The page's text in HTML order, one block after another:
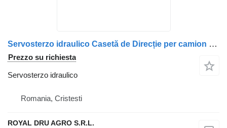
Servosterzo idraulico Casetă de Direcție per camion Scania 2784927/575038/2085169/575036
Prezzo su richiesta
Servosterzo idraulico
Romania, Cristesti
ROYAL DRU AGRO S.R.L.